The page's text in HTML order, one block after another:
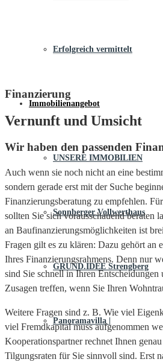
Erfolgreich vermittelt
Immobilienangebot
UNSERE IMMOBILIEN
Sonnberger Vollwerthaus
GRUND.IDEE Strengberg
Panoramavilla |
Finanzierung
Vernunft und Umsicht
Wir haben den passenden
Auch wenn sie noch nicht an eine
sondern gerade erst mit der Suche
Finanzierungsberatung zu empfehlen.
sollten Sie sich vorausschauend beraten
an Baufinanzierungsmöglichkeiten ist
Fragen gilt es zu klären: Dazu gehört an
Ihres Finanzierungsrahmens. Denn nur
sind Sie schnell in Ihren
Zusagen treffen, wenn Sie Ihren
Weitere Fragen sind z. B. Wie viel
viel Fremdkapital muss aufgenommen
Kooperationspartner rechnet Ihnen
Tilgungsraten für Sie sinnvoll sind. Erst